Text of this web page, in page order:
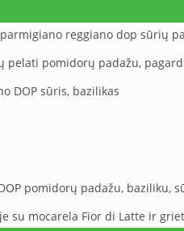
reggiano dop sūrių
pelati pomidorų padažu,
DOP sūris, bazilikas
pomidorų padažu, baziliku,
su mocarela Fior di Latte ir